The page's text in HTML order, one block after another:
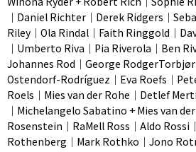
｜Daniel Richter｜Derek Ridgers｜
Riley｜Ola Rindal｜Faith Ringgold｜
｜Umberto Riva｜Pia Riverola｜Ben
Johannes Rod｜George
Ostendorf-Rodríguez｜Eva Roefs｜
Roels｜Mies van der Rohe｜Detlef
｜Michelangelo Sabatino + Mies van
Rosenstein｜RaMell Ross｜Aldo Rossi
Rothenberg｜Mark Rothko｜Jono